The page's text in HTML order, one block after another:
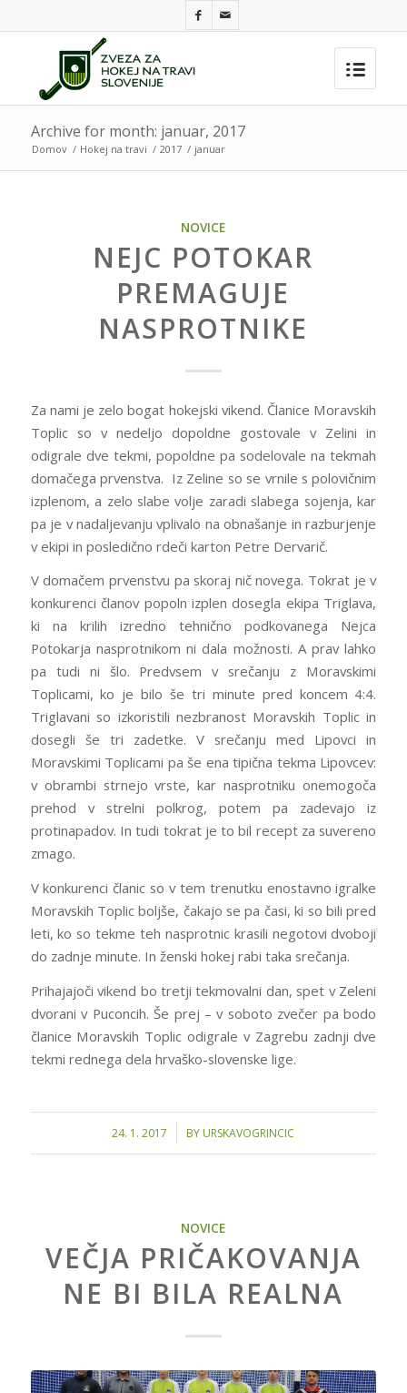
Archive for month: januar, 2017
Domov / Hokej na travi / 2017 / januar
NOVICE
NEJC POTOKAR
PREMAGUJE
NASPROTNIKE
Za nami je zelo bogat hokejski vikend. Članice Moravskih
Toplic so v nedeljo dopoldne gostovale v Zelini in
odigrale dve tekmi, popoldne pa sodelovale na tekmah
domačega prvenstva. Iz Zeline so se vrnile s polovičnim
izplenom, a zelo slabe volje zaradi slabega sojenja, kar
pa je v nadaljevanju vplivalo na obnašanje in razburjenje
v ekipi in posledično rdeči karton Petre Dervarič.
V domačem prvenstvu pa skoraj nič novega. Tokrat je v
konkurenci članov popoln izplen dosegla ekipa Triglava,
ki na krilih izredno tehnično podkovanega Nejca
Potokarja nasprotnikom ni dala možnosti. A prav lahko
pa tudi ni šlo. Predvsem v srečanju z Moravskimi
Toplicami, ko je bilo še tri minute pred koncem 4:4.
Triglavani so izkoristili nezbranost Moravskih Toplic in
dosegli še tri zadetke. V srečanju med Lipovci in
Moravskimi Toplicami pa še ena tipična tekma Lipovcev:
v obrambi strnejo vrste, kar nasprotniku onemogoča
prehod v strelni polkrog, potem pa zadevajo iz
protinapadov. In tudi tokrat je to bil recept za suvereno
zmago.
V konkurenci članic so v tem trenutku enostavno igralke
Moravskih Toplic boljše, čakajo se pa časi, ki so bili pred
leti, ko so tekme teh nasprotnic krasili negotovi dvoboji
do zadnje minute. In ženski hokej rabi taka srečanja.
Prihajajoči vikend bo tretji tekmovalni dan, spet v Zeleni
dvorani v Puconcih. Še prej – v soboto zvečer pa bodo
članice Moravskih Toplic odigrale v Zagrebu zadnji dve
tekmi rednega dela hrvaško-slovenske lige.
24. 1. 2017
/ BY URSKAVOGRINCIC
NOVICE
VEČJA PRIČAKOVANJA
NE BI BILA REALNA